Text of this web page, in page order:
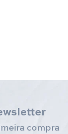
compra